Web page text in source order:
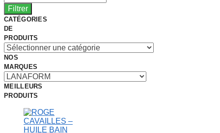
Filtrer
CATÉGORIES
DE
PRODUITS
NOS
MARQUES
MEILLEURS
PRODUITS